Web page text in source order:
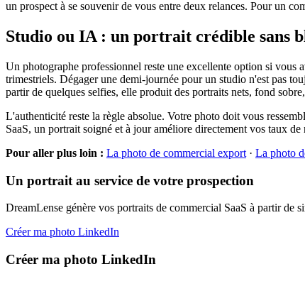
un prospect à se souvenir de vous entre deux relances. Pour un
Studio ou IA : un portrait crédible sans
Un photographe professionnel reste une excellente option si vous
trimestriels. Dégager une demi-journée pour un studio n'est pas
partir de quelques selfies, elle produit des portraits nets, fond
L'authenticité reste la règle absolue. Votre photo doit vous
SaaS, un portrait soigné et à jour améliore directement vos taux
Pour aller plus loin : La photo de commercial export · La photo
Un portrait au service de votre prospection
DreamLense génère vos portraits de commercial SaaS à partir
Créer ma photo LinkedIn
Créer ma photo LinkedIn